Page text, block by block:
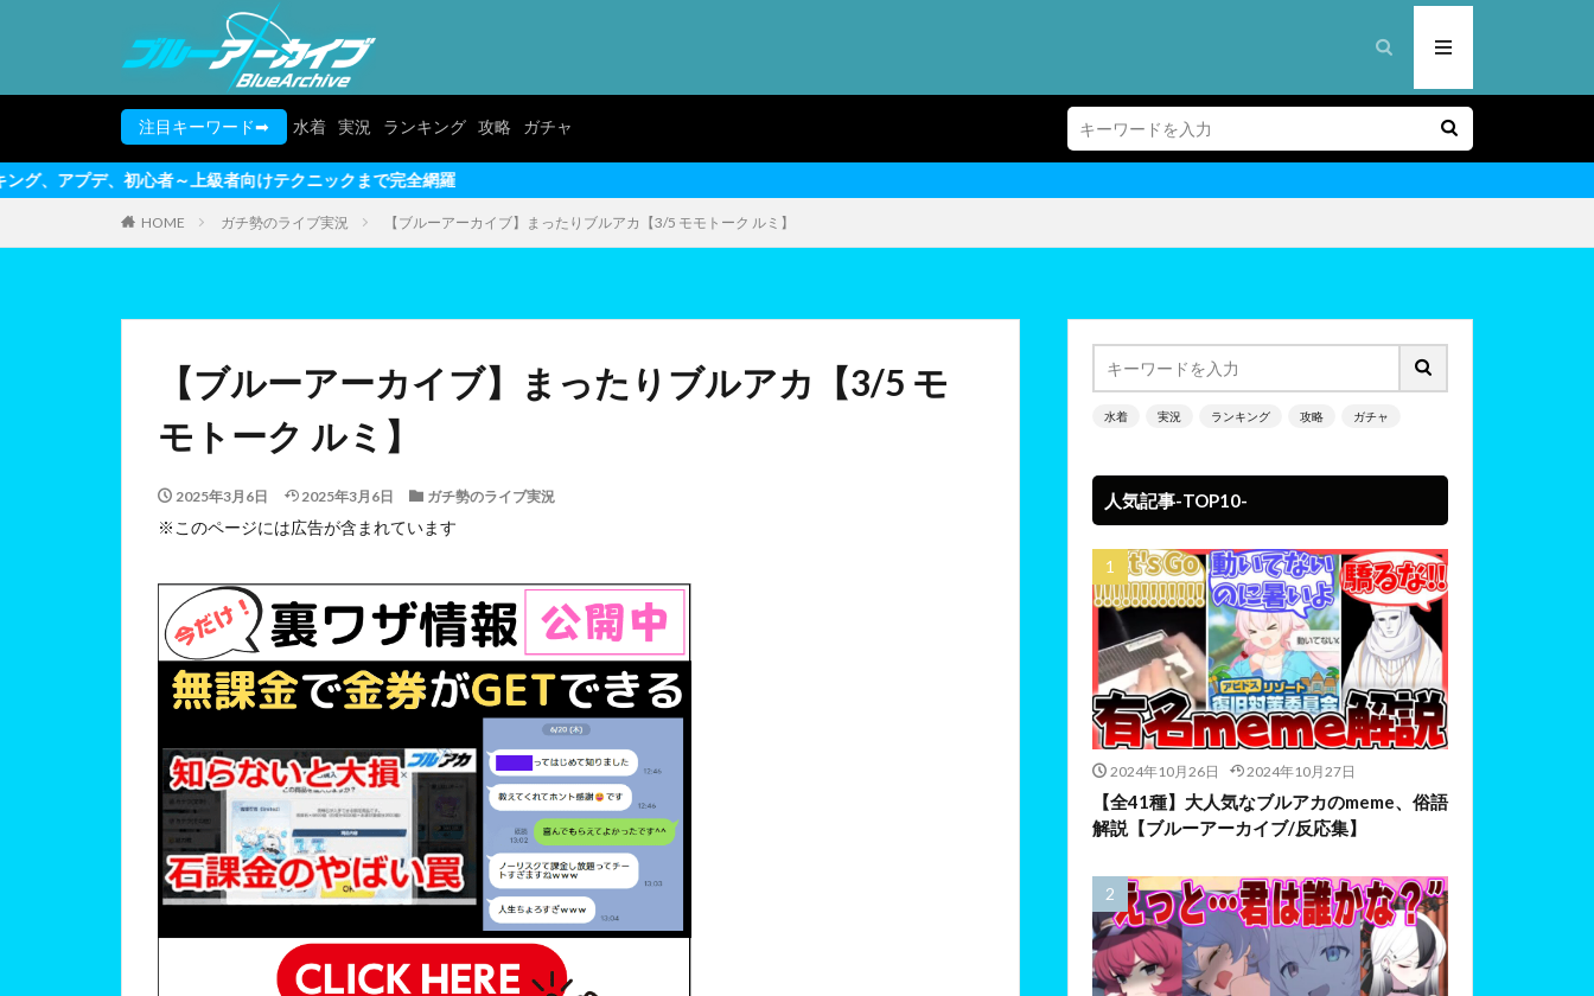
注目キーワード➡ 水着 実況 ランキング 攻略 ガチャ
上級者向けテクニックまで完全網羅
HOME ガチ勢のライブ実況 【ブルーアーカイブ】まったりブルアカ【3/5 モモトーク ルミ】
【ブルーアーカイブ】まったりブルアカ【3/5 モ
モトーク ルミ】
2025年3月6日 2025年3月6日 ガチ勢のライブ実況
※このページには広告が含まれています
水着 実況 ランキング 攻略 ガチャ
人気記事-TOP10-
2024年10月26日 2024年10月27日
【全41種】大人気なブルアカのmeme、俗語
解説【ブルーアーカイブ/反応集】